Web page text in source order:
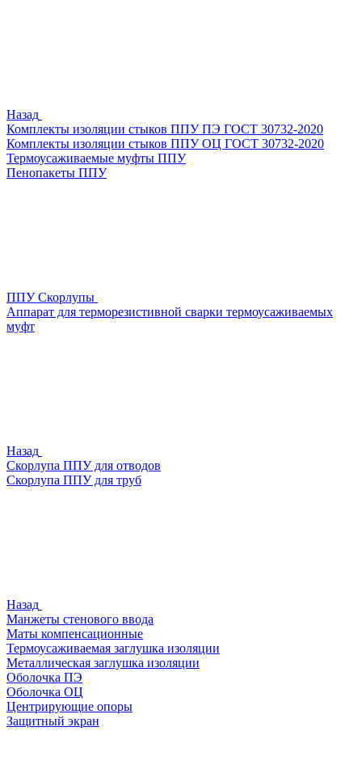
Назад
Комплекты изоляции стыков ППУ ПЭ ГОСТ 30732-2020
Комплекты изоляции стыков ППУ ОЦ ГОСТ 30732-2020
Термоусаживаемые муфты ППУ
Пенопакеты ППУ
ППУ Скорлупы
Аппарат для терморезистивной сварки термоусаживаемых
муфт
Назад
Скорлупа ППУ для отводов
Скорлупа ППУ для труб
Назад
Манжеты стенового ввода
Маты компенсационные
Термоусаживаемая заглушка изоляции
Металлическая заглушка изоляции
Оболочка ПЭ
Оболочка ОЦ
Центрирующие опоры
Защитный экран